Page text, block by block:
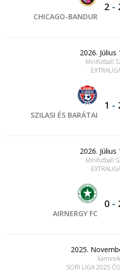
CHICAGO-BANDUR
2 -
2026. Július
Minifutball
SZILASI ÉS BARÁTAI
1 -
2026. Július
Minifutball
AIRNERGY FC
0 -
2025.
SORI LIGA 2025